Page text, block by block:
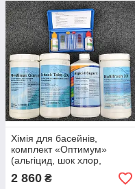
Хімія для басейнів,
комплект «Оптимум»
(альгіцид, шок хлор,
мульти таб, pH мінус,
тестер)
2 860 ₴